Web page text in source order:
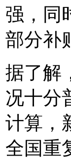
强，同
部分补
据了解
况十分
计算，
全国重